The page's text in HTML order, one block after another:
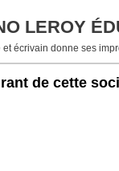
LEROY
écrivain donne ses
de cette